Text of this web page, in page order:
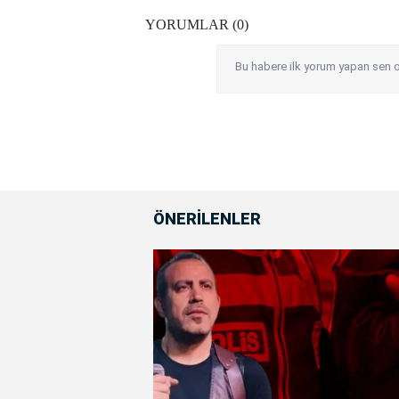
YORUMLAR (0)
Bu habere ilk yorum yapan sen
ÖNERİLENLER